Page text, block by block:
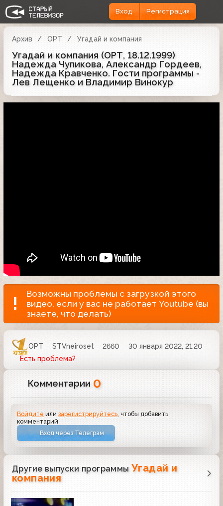
Вход Регистрация
Архив ОРТ Угадай и компания
Угадай и компания (ОРТ, 18.12.1999)
Надежда Чупикова, Александр Гордеев,
Надежда Кравченко. Гости программы -
Лев Лещенко и Владимир Винокур
Возможны проблемы с загрузкой этого
видео, если у вас не работает Youtube (вы
знаете, что делать)
ОРТ STVneiroset 2660
30 января 2022, 21:20
Есть проблема?
Комментарии 0
Войдите илизарегистрируйтесь , чтобы добавить
комментарий
Вход через Телеграм
Другие выпуски программы Угадай и
компания